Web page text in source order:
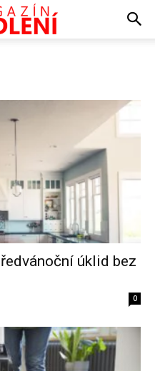
úklid bez
0